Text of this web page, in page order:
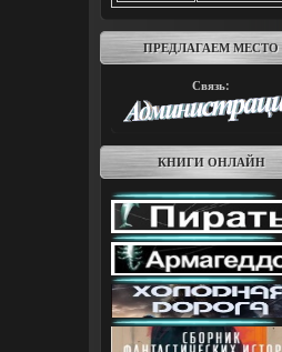
ПРЕДЛАГАЕМ МЕСТО
Связь:
КНИГИ ОНЛАЙН